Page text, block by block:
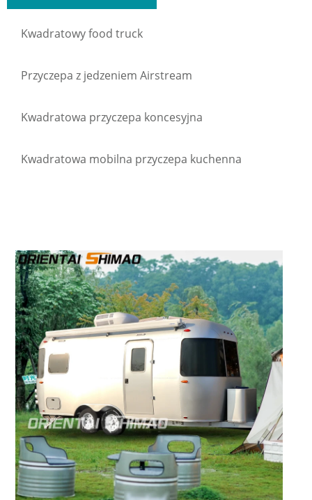
Kwadratowy food truck
Przyczepa z jedzeniem Airstream
Kwadratowa przyczepa koncesyjna
Kwadratowa mobilna przyczepa kuchenna